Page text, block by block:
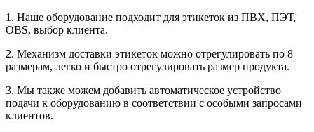
1. Наше оборудование подходит для этикеток из ПВХ, ПЭТ,
OBS, выбор клиента.
2. Механизм доставки этикеток можно отрегулировать по 8
размерам, легко и быстро отрегулировать размер продукта.
3. Мы также можем добавить автоматическое устройство
подачи к оборудованию в соответствии с особыми запросами
клиентов.